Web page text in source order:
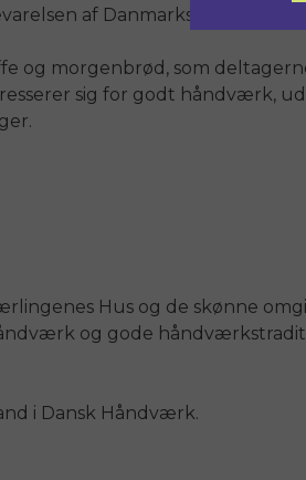
af Danmarks byggede
og morgenbrød, som
sig for godt håndværk,
Hus og de skønne
og gode
i Dansk Håndværk.